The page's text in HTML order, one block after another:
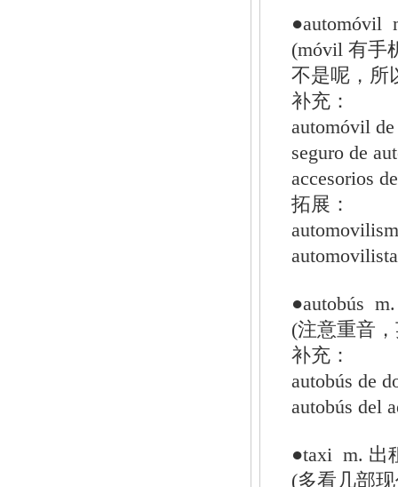
●automóvil
(móvil 有手
不是呢，所
补充：
automóvil
seguro de
accesorios
拓展：
●autobús
(注意重音
补充：
autobús de
autobús del
●taxi m. 出
(多看几部